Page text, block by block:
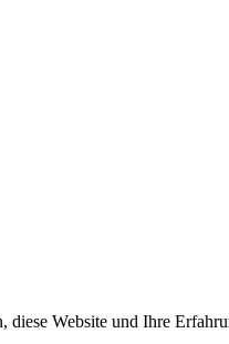
Website und Ihre